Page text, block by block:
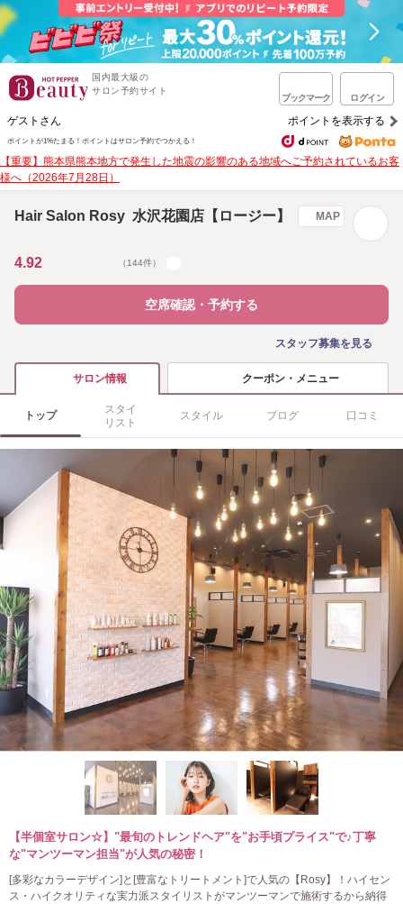
国内最大級の
サロン予約サイト
ブックマーク ログイン
ゲストさん ポイントを表示する
ポイントが1%たまる！ ポイントはサロン予約でつかえる！
【重要】熊本県熊本地方で発生した地震の影響のある地域へご予約されているお客
様へ（2026年7月28日）
Hair Salon Rosy 水沢花園店【ロージー】 MAP
4.92 （144件）
空席確認・予約する
スタッフ募集を見る
サロン情報 クーポン・メニュー
トップ
スタイ
リスト
スタイル ブログ 口コミ
【半個室サロン☆】"最旬のトレンドヘア"を"お手頃プライス"で♪丁寧
な"マンツーマン担当"が人気の秘密！
[多彩なカラーデザイン]と[豊富なトリートメント]で人気の【Rosy】！ハイセン
ス・ハイクオリティな実力派スタイリストがマンツーマンで施術するから納得